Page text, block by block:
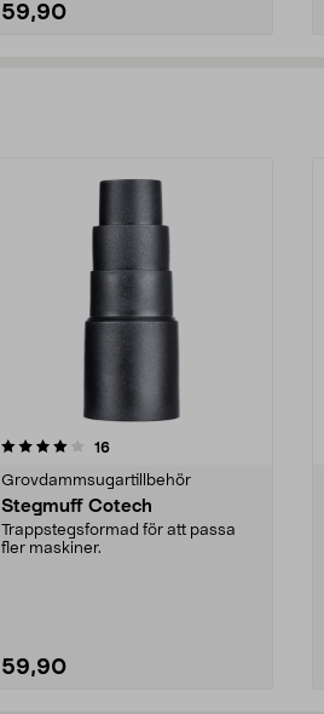
59,90
16recensioner
Grovdammsugartillbehör
Stegmuff Cotech
Trappstegsformad för att passa
fler maskiner.
59,90
5.0av 5 stjärnor